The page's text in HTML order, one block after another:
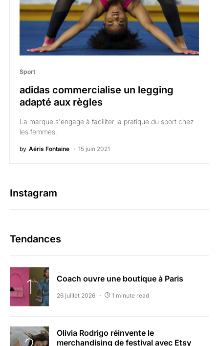
Sport
adidas commercialise un legging
adapté aux règles
La marque s'engage à faciliter la pratique du sport chez
les femmes.
by Aéris Fontaine 15 juin 2021
Instagram
Tendances
Coach ouvre une boutique à Paris
26 juillet 2026 1 minute read
Olivia Rodrigo réinvente le
merchandising de festival avec Etsy